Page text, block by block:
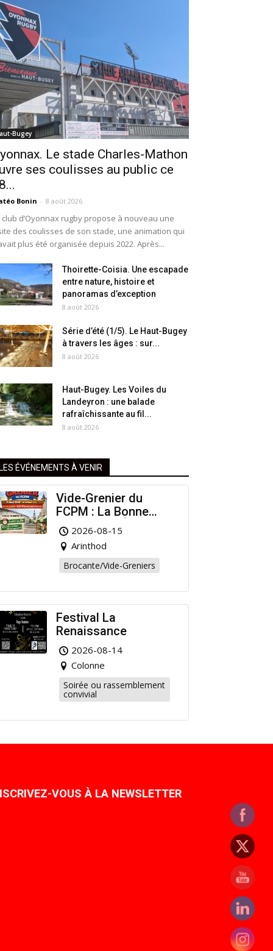
Bugey
Le stade Charles-Mathon
ses coulisses au public ce
Bonin - 8 août 2026
club d’Oyonnax rugby propose à nouveau une
des coulisses de son stade, une animation qui
plus été organisée depuis 2022. Après...
Thoirette-Coisia. Une escapade
entre nature, histoire et
panoramas d’exception
8 août 2026
Série d’été (1/5). Le Haut-Bugey
à travers les âges : sur...
8 août 2026
Haut-Bugey. Les Voiles du
Landeyron : une balade
rafraîchissante au fil...
8 août 2026
ÉVÉNEMENTS À VENIR
Vide-Grenier du
FCPM : La Bonne
Affaire de l’Été à
Arinthod !
2026-08-15
Arinthod
Brocante/Vide-Greniers
Festival La
Renaissance
2026-08-14
Colonne
Soirée ou rassemblement
convivial